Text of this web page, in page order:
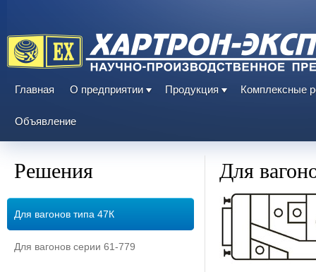
Главная О предприятии Продукция Комплексные
Объявление
Решения
Для вагонов типа 47К
Для вагонов серии 61-779
Для